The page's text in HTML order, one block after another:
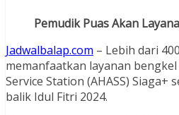
Pemudik Puas Akan
Jadwalbalap.com – Lebih dari
memanfaatkan layanan
Service Station (AHASS) Siaga+
balik Idul Fitri 2024.